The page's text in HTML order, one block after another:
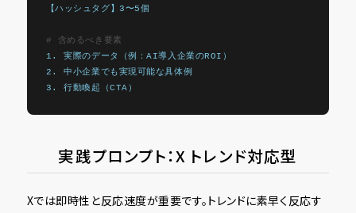
【ハッシュタグ】3〜5個
# 含めるべき要素
1. 実際のデータ（例：AI導入企業のROI）
2. 中小企業でも実現可能な具体例
3. 行動喚起（CTA）
実践プロンプト：X トレンド対応型
Xでは即時性と反応速度が重要です。トレンドに素早く反応す